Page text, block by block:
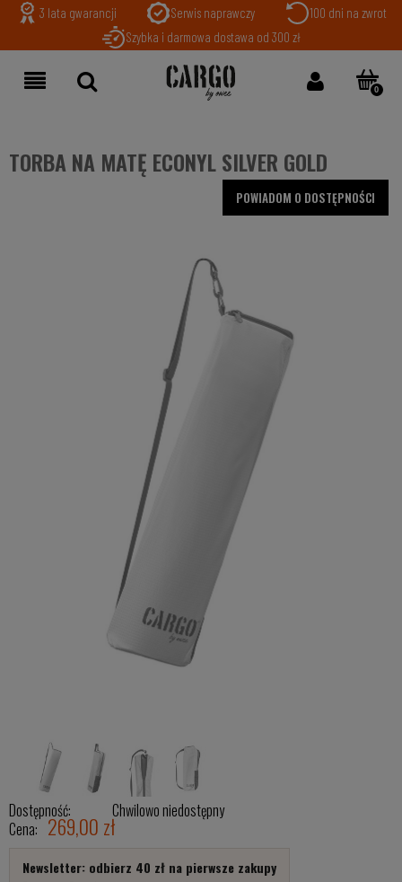
3 lata gwarancji Serwis naprawczy
100 dni na zwrot
Szybka i darmowa dostawa od 300 zł
TORBA NA MATĘ ECONYL SILVER GOLD
Dostępność:
Chwilowo niedostępny
Cena: 269,00 zł
Newsletter: odbierz 40 zł na pierwsze zakupy
POWIADOM O DOSTĘPNOŚCI